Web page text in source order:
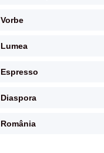
Vorbe
Lumea
Espresso
Diaspora
România